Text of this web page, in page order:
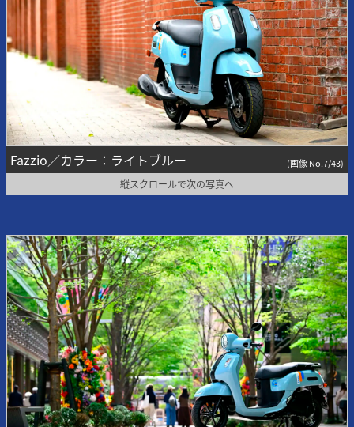
Fazzio／カラー：ライトブルー (画像 No.7/43)
縦スクロールで次の写真へ